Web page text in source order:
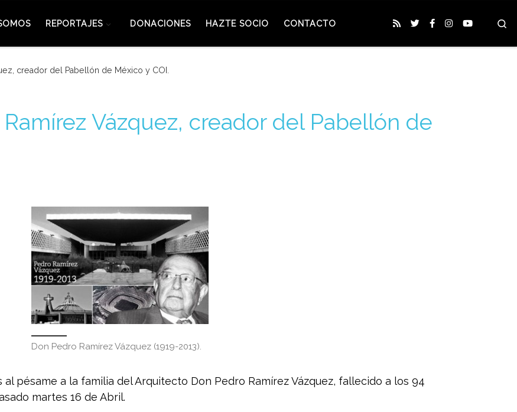
REPORTAJES DONACIONES HAZTE SOCIO CONTACTO
creador del Pabellón de México y COI.
Vázquez, creador del Pabellón de
Don Pedro Ramírez Vázquez (1919-2013).
pésame a la familia del Arquitecto Don Pedro Ramírez Vázquez, fallecido a los 94
martes 16 de Abril.